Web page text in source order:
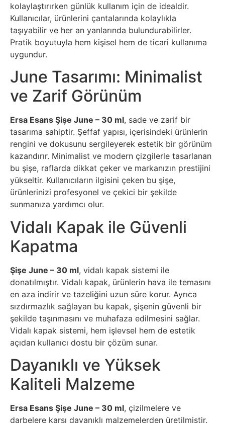
kolaylaştırırken günlük kullanım için de idealdir.
Kullanıcılar, ürünlerini çantalarında kolaylıkla
taşıyabilir ve her an yanlarında bulundurabilirler.
Pratik boyutuyla hem kişisel hem de ticari kullanıma
uygundur.
June Tasarımı: Minimalist
ve Zarif Görünüm
Ersa Esans Şişe June – 30 ml, sade ve zarif bir
tasarıma sahiptir. Şeffaf yapısı, içerisindeki ürünlerin
rengini ve dokusunu sergileyerek estetik bir görünüm
kazandırır. Minimalist ve modern çizgilerle tasarlanan
bu şişe, raflarda dikkat çeker ve markanızın prestijini
yükseltir. Kullanıcıların ilgisini çeken bu şişe,
ürünlerinizi profesyonel ve çekici bir şekilde
sunmanıza yardımcı olur.
Vidalı Kapak ile Güvenli
Kapatma
Şişe June – 30 ml, vidalı kapak sistemi ile
donatılmıştır. Vidalı kapak, ürünlerin hava ile temasını
en aza indirir ve tazeliğini uzun süre korur. Ayrıca
sızdırmazlık sağlayan bu kapak, şişenin güvenli bir
şekilde taşınmasını ve muhafaza edilmesini sağlar.
Vidalı kapak sistemi, hem işlevsel hem de estetik
açıdan kullanıcı dostu bir çözüm sunar.
Dayanıklı ve Yüksek
Kaliteli Malzeme
Ersa Esans Şişe June – 30 ml, çizilmelere ve
darbelere karşı dayanıklı malzemelerden üretilmiştir.